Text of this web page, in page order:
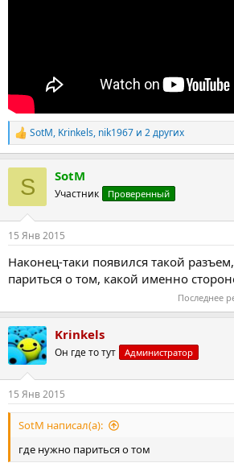
Р
е
SotM, Krinkels, nik1967 и 2 других
S SotM
Участник Проверенный
15 Янв 2015
Наконец-таки появился такой
париться о том, какой именно
Последнее
Krinkels
Он где то тут Администратор
15 Янв 2015
SotM написал(а):
где нужно париться о том